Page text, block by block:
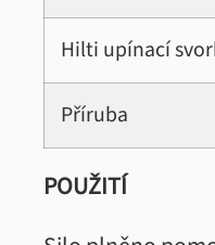
Hilti upínací
Příruba
POUŽITÍ